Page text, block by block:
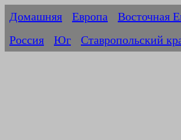
Домашняя Европа
Восточная
Россия
Юг Ставропольский